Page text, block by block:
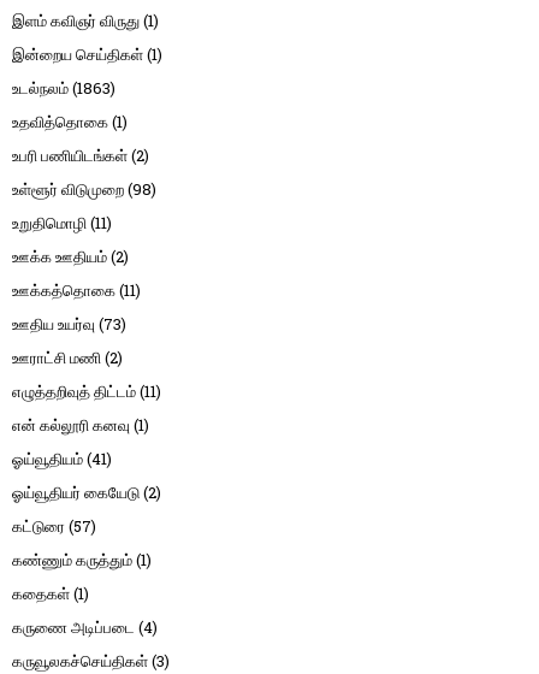
இளம் கவிஞர் விருது(1)
இன்றைய செய்திகள்(1)
உடல்நலம்(1863)
உதவித்தொகை(1)
உபரி பணியிடங்கள்(2)
உள்ளூர் விடுமுறை(98)
உறுதிமொழி(11)
ஊக்க ஊதியம்(2)
ஊக்கத்தொகை(11)
ஊதிய உயர்வு (73)
ஊராட்சி மணி(2)
எழுத்தறிவுத் திட்டம்(11)
என் கல்லூரி கனவு (1)
ஓய்வூதியம்(41)
ஓய்வூதியர் கையேடு(2)
கட்டுரை (57)
கண்ணும் கருத்தும்(1)
கதைகள்(1)
கருணை அடிப்படை (4)
கருவூலகச்செய்திகள்(3)